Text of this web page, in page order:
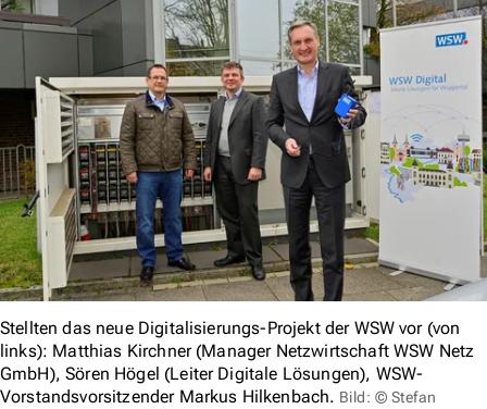
Stellten das neue Digitalisierungs-Projekt der WSW vor (von
links): Matthias Kirchner (Manager Netzwirtschaft WSW Netz
GmbH), Sören Högel (Leiter Digitale Lösungen), WSW-
Vorstandsvorsitzender Markus Hilkenbach. Bild: © Stefan